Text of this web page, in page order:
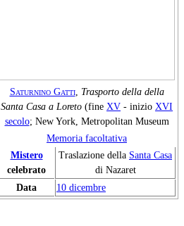
Saturnino Gatti, Trasporto della della
Santa Casa a Loreto (fine XV - inizio XVI
secolo; New York, Metropolitan Museum
Memoria facoltativa
Mistero
celebrato
Traslazione della Santa Casa
di Nazaret
Data
10 dicembre